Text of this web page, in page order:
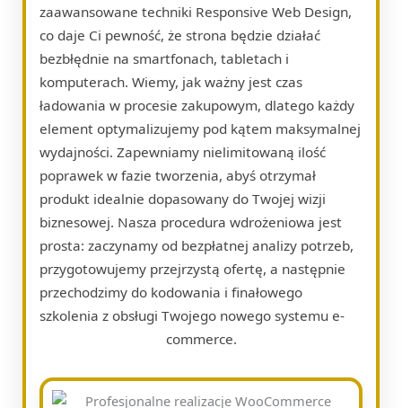
zaawansowane techniki Responsive Web Design,
co daje Ci pewność, że strona będzie działać
bezbłędnie na smartfonach, tabletach i
komputerach. Wiemy, jak ważny jest czas
ładowania w procesie zakupowym, dlatego każdy
element optymalizujemy pod kątem maksymalnej
wydajności. Zapewniamy nielimitowaną ilość
poprawek w fazie tworzenia, abyś otrzymał
produkt idealnie dopasowany do Twojej wizji
biznesowej. Nasza procedura wdrożeniowa jest
prosta: zaczynamy od bezpłatnej analizy potrzeb,
przygotowujemy przejrzystą ofertę, a następnie
przechodzimy do kodowania i finałowego
szkolenia z obsługi Twojego nowego systemu e-
commerce.